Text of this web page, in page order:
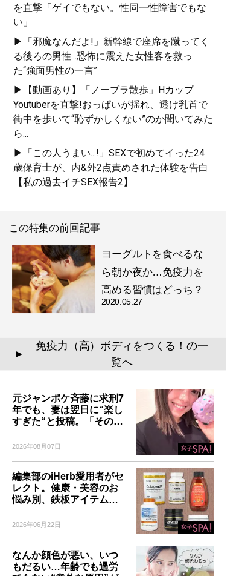
を直撃「ゲイでもない。性同一性障害でもな
い」
▶「邪魔なんだよ!」新幹線で座席を蹴ってく
る後ろの男性...恐怖に震えた女性客を救っ
た“強面男性の一言”
▶【動画あり】「ノーブラ散歩」Hカップ
Youtuberを直撃!おっぱいが揺れ、透け乳首で
街中を歩いて“恥ずかしくない”のか聞いてみた
ら...
▶「この人うまい...!」SEXで初めてイった24
歳保育士が、内&外2点責めされた体験を告白
【私の過去イチSEX報告2】
この特集の前回記事
ヨーグルトを食べるな
ら朝か夜か…免疫力を
高める習慣はどっち？
2020.05.27
▲
免疫力（高）ボディをつくる！の一
覧へ
元ジャンポケ斉藤に求刑7
年でも、妻は翌日に“楽し
すぎた“と投稿。「その…
2026年08月07日
編集部のiHerb愛用者がセ
レクト。健康・美容のお
悩み別、鉄板アイテム…
2026年06月22日
なんか顔色が悪い、いつ
もだるい…年齢でも過労